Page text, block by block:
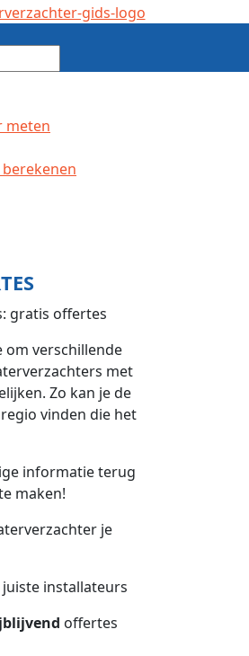
meten
om verschillende
met
Zo kan je de
vinden die het
informatie terug
maken!
je
installateurs
offertes